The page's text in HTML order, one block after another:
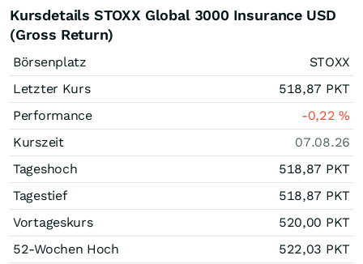
Kursdetails STOXX Global 3000 Insurance USD
(Gross Return)
Börsenplatz
STOXX
Letzter Kurs
518,87 PKT
Performance
-0,22%
Kurszeit
07.08.26
Tageshoch
518,87 PKT
Tagestief
518,87 PKT
Vortageskurs
520,00 PKT
52-Wochen Hoch
522,03 PKT